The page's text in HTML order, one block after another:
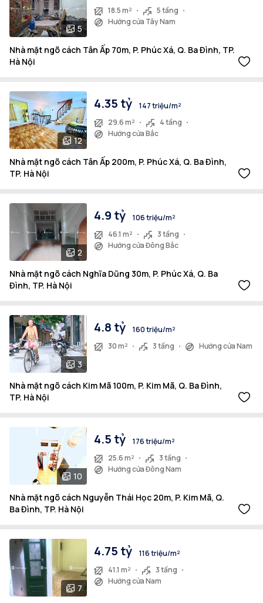
5
18.5 m²
5 tầng
Hướng cửa Tây Nam
Nhà mặt ngõ cách Tân Ấp 70m, P. Phúc Xá, Q. Ba Đình, TP.
Hà Nội
12
4.35 tỷ
147 triệu/m²
29.6 m²
4 tầng
Hướng cửa Bắc
Nhà mặt ngõ cách Tân Ấp 200m, P. Phúc Xá, Q. Ba Đình,
TP. Hà Nội
2
4.9 tỷ
106 triệu/m²
46.1 m²
3 tầng
Hướng cửa Đông Bắc
Nhà mặt ngõ cách Nghĩa Dũng 30m, P. Phúc Xá, Q. Ba
Đình, TP. Hà Nội
3
4.8 tỷ
160 triệu/m²
30 m²
3 tầng Hướng cửa Nam
Nhà mặt ngõ cách Kim Mã 100m, P. Kim Mã, Q. Ba Đình,
TP. Hà Nội
10
4.5 tỷ
176 triệu/m²
25.6 m²
3 tầng
Hướng cửa Đông Nam
Nhà mặt ngõ cách Nguyễn Thái Học 20m, P. Kim Mã, Q.
Ba Đình, TP. Hà Nội
7
4.75 tỷ
116 triệu/m²
41.1 m²
3 tầng
Hướng cửa Nam